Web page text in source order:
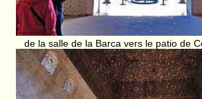
de la salle de la Barca vers le patio de